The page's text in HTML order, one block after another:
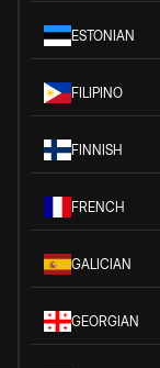
ESTONIAN
FILIPINO
FINNISH
FRENCH
GALICIAN
GEORGIAN